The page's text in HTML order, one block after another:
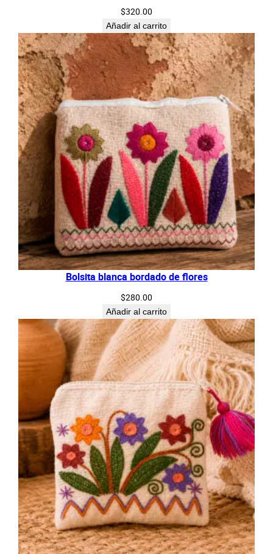
$320.00
Añadir al carrito
Bolsita blanca bordado de flores
$280.00
Añadir al carrito